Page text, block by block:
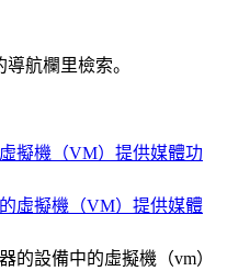
航欄里檢索。
擬機（VM）提供媒體功
的設備中的虛擬機（vm）